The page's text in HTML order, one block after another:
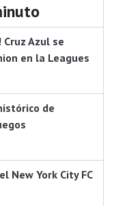
Azul se
en la Leagues
de
New York City FC